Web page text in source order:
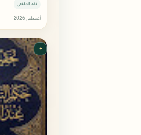
فقه الشافعي
أغسطس 2026
✦